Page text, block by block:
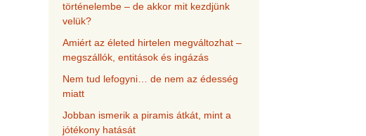
történelembe – de akkor mit kezdjünk
velük?
Amiért az életed hirtelen megváltozhat –
megszállók, entitások és ingázás
Nem tud lefogyni… de nem az édesség
miatt
Jobban ismerik a piramis átkát, mint a
jótékony hatását